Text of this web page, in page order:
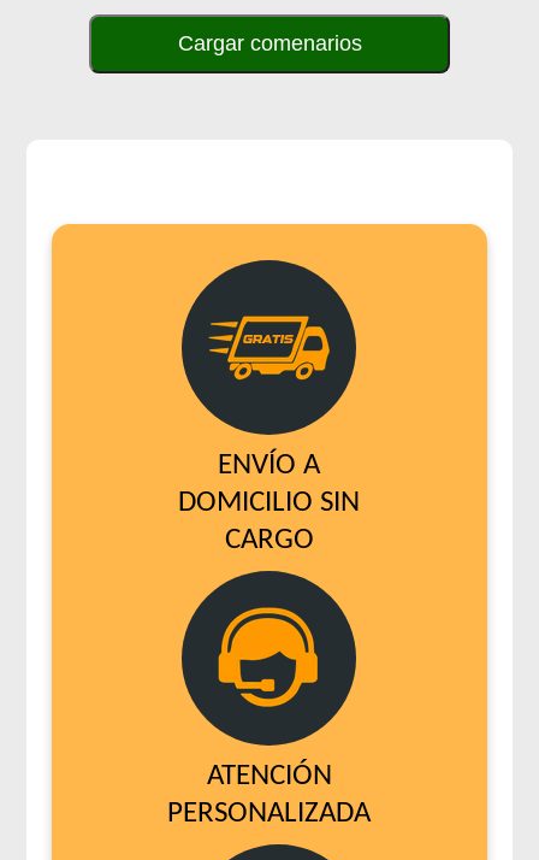
Cargar comenarios
ENVÍO A
DOMICILIO SIN
CARGO
ATENCIÓN
PERSONALIZADA